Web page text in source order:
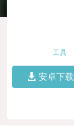
工具
安卓下载